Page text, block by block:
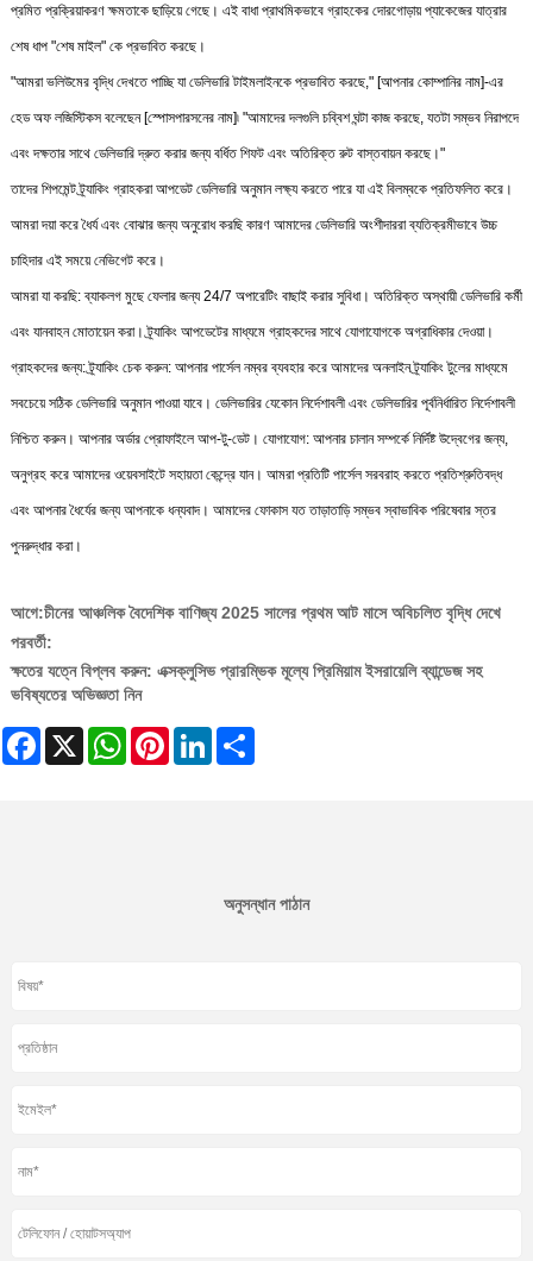
প্রমিত প্রক্রিয়াকরণ ক্ষমতাকে ছাড়িয়ে গেছে। এই বাধা প্রাথমিকভাবে গ্রাহকের দোরগোড়ায় প্যাকেজের যাত্রার
শেষ ধাপ "শেষ মাইল" কে প্রভাবিত করছে।
"আমরা ভলিউমের বৃদ্ধি দেখতে পাচ্ছি যা ডেলিভারি টাইমলাইনকে প্রভাবিত করছে," [আপনার কোম্পানির নাম]-এর
হেড অফ লজিস্টিকস বলেছেন [স্পোসপারসনের নাম]৷ "আমাদের দলগুলি চব্বিশ ঘন্টা কাজ করছে, যতটা সম্ভব নিরাপদে
এবং দক্ষতার সাথে ডেলিভারি দ্রুত করার জন্য বর্ধিত শিফট এবং অতিরিক্ত রুট বাস্তবায়ন করছে।"
তাদের শিপমেন্ট ট্র্যাকিং গ্রাহকরা আপডেট ডেলিভারি অনুমান লক্ষ্য করতে পারে যা এই বিলম্বকে প্রতিফলিত করে।
আমরা দয়া করে ধৈর্য এবং বোঝার জন্য অনুরোধ করছি কারণ আমাদের ডেলিভারি অংশীদাররা ব্যতিক্রমীভাবে উচ্চ
চাহিদার এই সময়ে নেভিগেট করে।
আমরা যা করছি: ব্যাকলগ মুছে ফেলার জন্য 24/7 অপারেটিং বাছাই করার সুবিধা। অতিরিক্ত অস্থায়ী ডেলিভারি কর্মী
এবং যানবাহন মোতায়েন করা। ট্র্যাকিং আপডেটের মাধ্যমে গ্রাহকদের সাথে যোগাযোগকে অগ্রাধিকার দেওয়া।
গ্রাহকদের জন্য: ট্র্যাকিং চেক করুন: আপনার পার্সেল নম্বর ব্যবহার করে আমাদের অনলাইন ট্র্যাকিং টুলের মাধ্যমে
সবচেয়ে সঠিক ডেলিভারি অনুমান পাওয়া যাবে। ডেলিভারির যেকোন নির্দেশাবলী এবং ডেলিভারির পূর্বনির্ধারিত নির্দেশাবলী
নিশ্চিত করুন। আপনার অর্ডার প্রোফাইলে আপ-টু-ডেট। যোগাযোগ: আপনার চালান সম্পর্কে নির্দিষ্ট উদ্বেগের জন্য,
অনুগ্রহ করে আমাদের ওয়েবসাইটে সহায়তা কেন্দ্রে যান। আমরা প্রতিটি পার্সেল সরবরাহ করতে প্রতিশ্রুতিবদ্ধ
এবং আপনার ধৈর্যের জন্য আপনাকে ধন্যবাদ। আমাদের ফোকাস যত তাড়াতাড়ি সম্ভব স্বাভাবিক পরিষেবার স্তর
পুনরুদ্ধার করা।
আগে:চীনের আঞ্চলিক বৈদেশিক বাণিজ্য 2025 সালের প্রথম আট মাসে অবিচলিত বৃদ্ধি দেখে
পরবর্তী:
ক্ষতের যত্নে বিপ্লব করুন: এক্সক্লুসিভ প্রারম্ভিক মূল্যে প্রিমিয়াম ইসরায়েলি ব্যান্ডেজ সহ
ভবিষ্যতের অভিজ্ঞতা নিন
Facebook WhatsAppPinterestLinkedIn
অনুসন্ধান পাঠান